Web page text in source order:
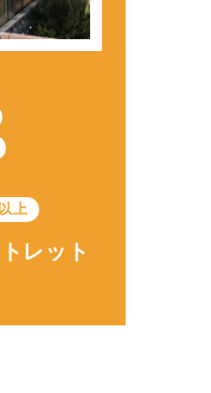
上
レット